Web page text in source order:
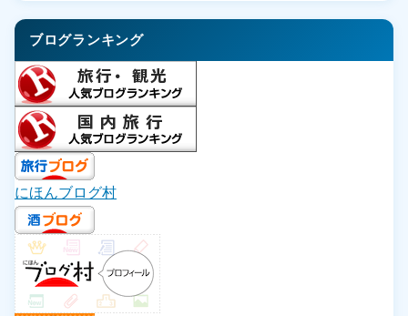
ブログランキング
にほんブログ村